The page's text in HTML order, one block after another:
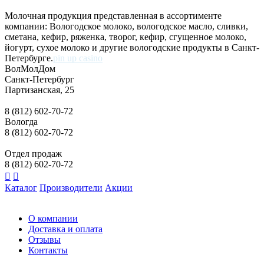
Молочная продукция представленная в ассортименте
компании: Вологодское молоко, вологодское масло, сливки,
сметана, кефир, ряженка, творог, кефир, сгущенное молоко,
йогурт, сухое молоко и другие вологодские продукты в Санкт-
Петербурге.pin up casino
ВолМолДом
Санкт-Петербург
Партизанская, 25
8 (812) 602-70-72
Вологда
8 (812) 602-70-72
Отдел продаж
8 (812) 602-70-72
Каталог Производители Акции
О компании
Доставка и оплата
Отзывы
Контакты